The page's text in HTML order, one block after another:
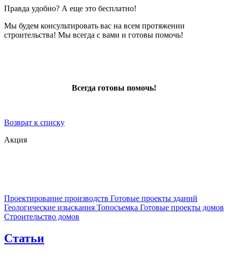
Правда удобно? А еще это бесплатно!
Мы будем консультировать вас на всем протяжении
строительства! Мы всегда с вами и готовы помочь!
Всегда готовы помочь!
Возврат к списку
Акция
Проектирование производств Готовые проекты зданий
Геологические изыскания Топосъемка Готовые проекты домов
Строительство домов
Статьи